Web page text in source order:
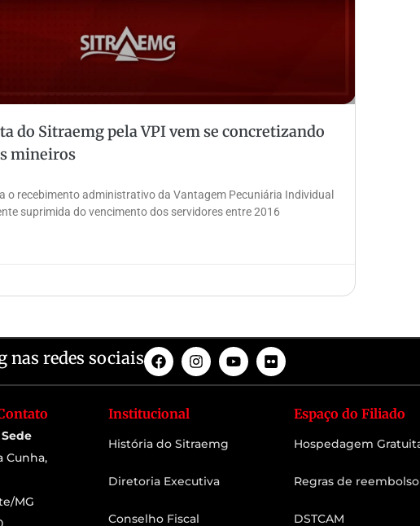
do Sitraemg pela VPI vem se concretizando
mineiros
o recebimento administrativo da Vantagem Pecuniária Individual
suprimida do vencimento dos servidores entre 2016
nas redes sociais
Cunha,
MG
Institucional
História do Sitraemg
Diretoria Executiva
Conselho Fiscal
Espaço do Filiado
Hospedagem
Regras de reembolso
DSTCAM